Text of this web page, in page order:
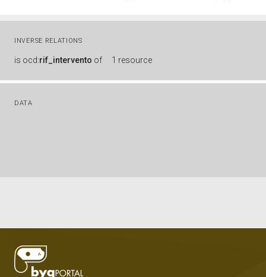
INVERSE RELATIONS
is ocd:rif_intervento of 1 resource
DATA